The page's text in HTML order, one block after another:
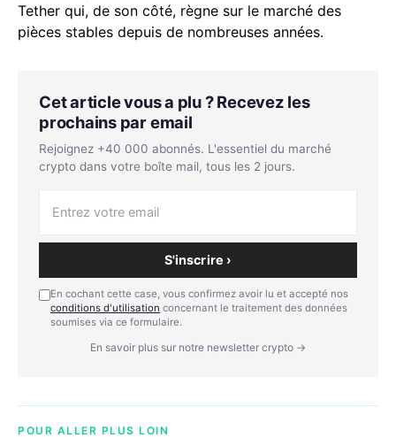
Tether qui, de son côté, règne sur le marché des
pièces stables depuis de nombreuses années.
Cet article vous a plu ? Recevez les
prochains par email
Rejoignez +40 000 abonnés. L'essentiel du marché
crypto dans votre boîte mail, tous les 2 jours.
S'inscrire ›
En cochant cette case, vous confirmez avoir lu et accepté nos
conditions d'utilisation concernant le traitement des données
soumises via ce formulaire.
En savoir plus sur notre newsletter crypto →
POUR ALLER PLUS LOIN